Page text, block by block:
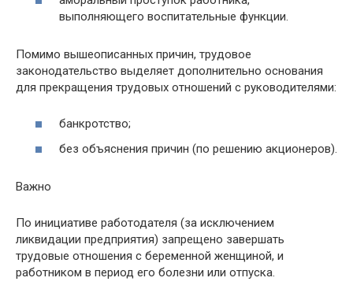
выполняющего воспитательные функции.
Помимо вышеописанных причин, трудовое
законодательство выделяет дополнительно основания
для прекращения трудовых отношений с руководителями:
банкротство;
без объяснения причин (по решению акционеров).
Важно
По инициативе работодателя (за исключением
ликвидации предприятия) запрещено завершать
трудовые отношения с беременной женщиной, и
работником в период его болезни или отпуска.